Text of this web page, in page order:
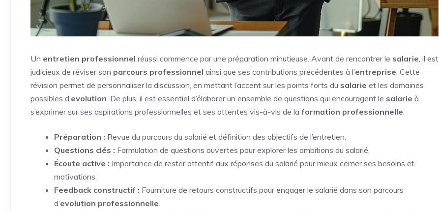
Un entretien professionnel réussi commence par une préparation minutieuse. Avant de rencontrer le salarie, il est
judicieux de réviser son parcours professionnel ainsi que ses contributions précédentes à l’entreprise. Cette
révision permet de personnaliser la discussion, en mettant l’accent sur les points forts du salarie et les domaines
possibles d’evolution. De plus, il est essentiel d’élaborer un ensemble de questions qui encouragent le salarie à
s’exprimer sur ses aspirations professionnelles et ses attentes vis-à-vis de la formation professionnelle.
Préparation : Revue du parcours du salarié et définition des objectifs de l’entretien.
Questions clés : Formulation de questions ouvertes pour explorer les ambitions du salarié.
Écoute active : Importance de rester attentif aux réponses du salarié pour mieux cerner ses besoins et
motivations.
Feedback constructif : Fourniture de retours constructifs pour engager le salarié dans son parcours
d’evolution professionnelle.